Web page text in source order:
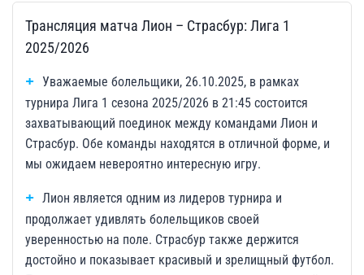
Трансляция матча Лион – Страсбур: Лига 1
2025/2026
Уважаемые болельщики, 26.10.2025, в рамках
турнира Лига 1 сезона 2025/2026 в 21:45 состоится
захватывающий поединок между командами Лион и
Страсбур. Обе команды находятся в отличной форме, и
мы ожидаем невероятно интересную игру.
Лион является одним из лидеров турнира и
продолжает удивлять болельщиков своей
уверенностью на поле. Страсбур также держится
достойно и показывает красивый и зрелищный футбол.